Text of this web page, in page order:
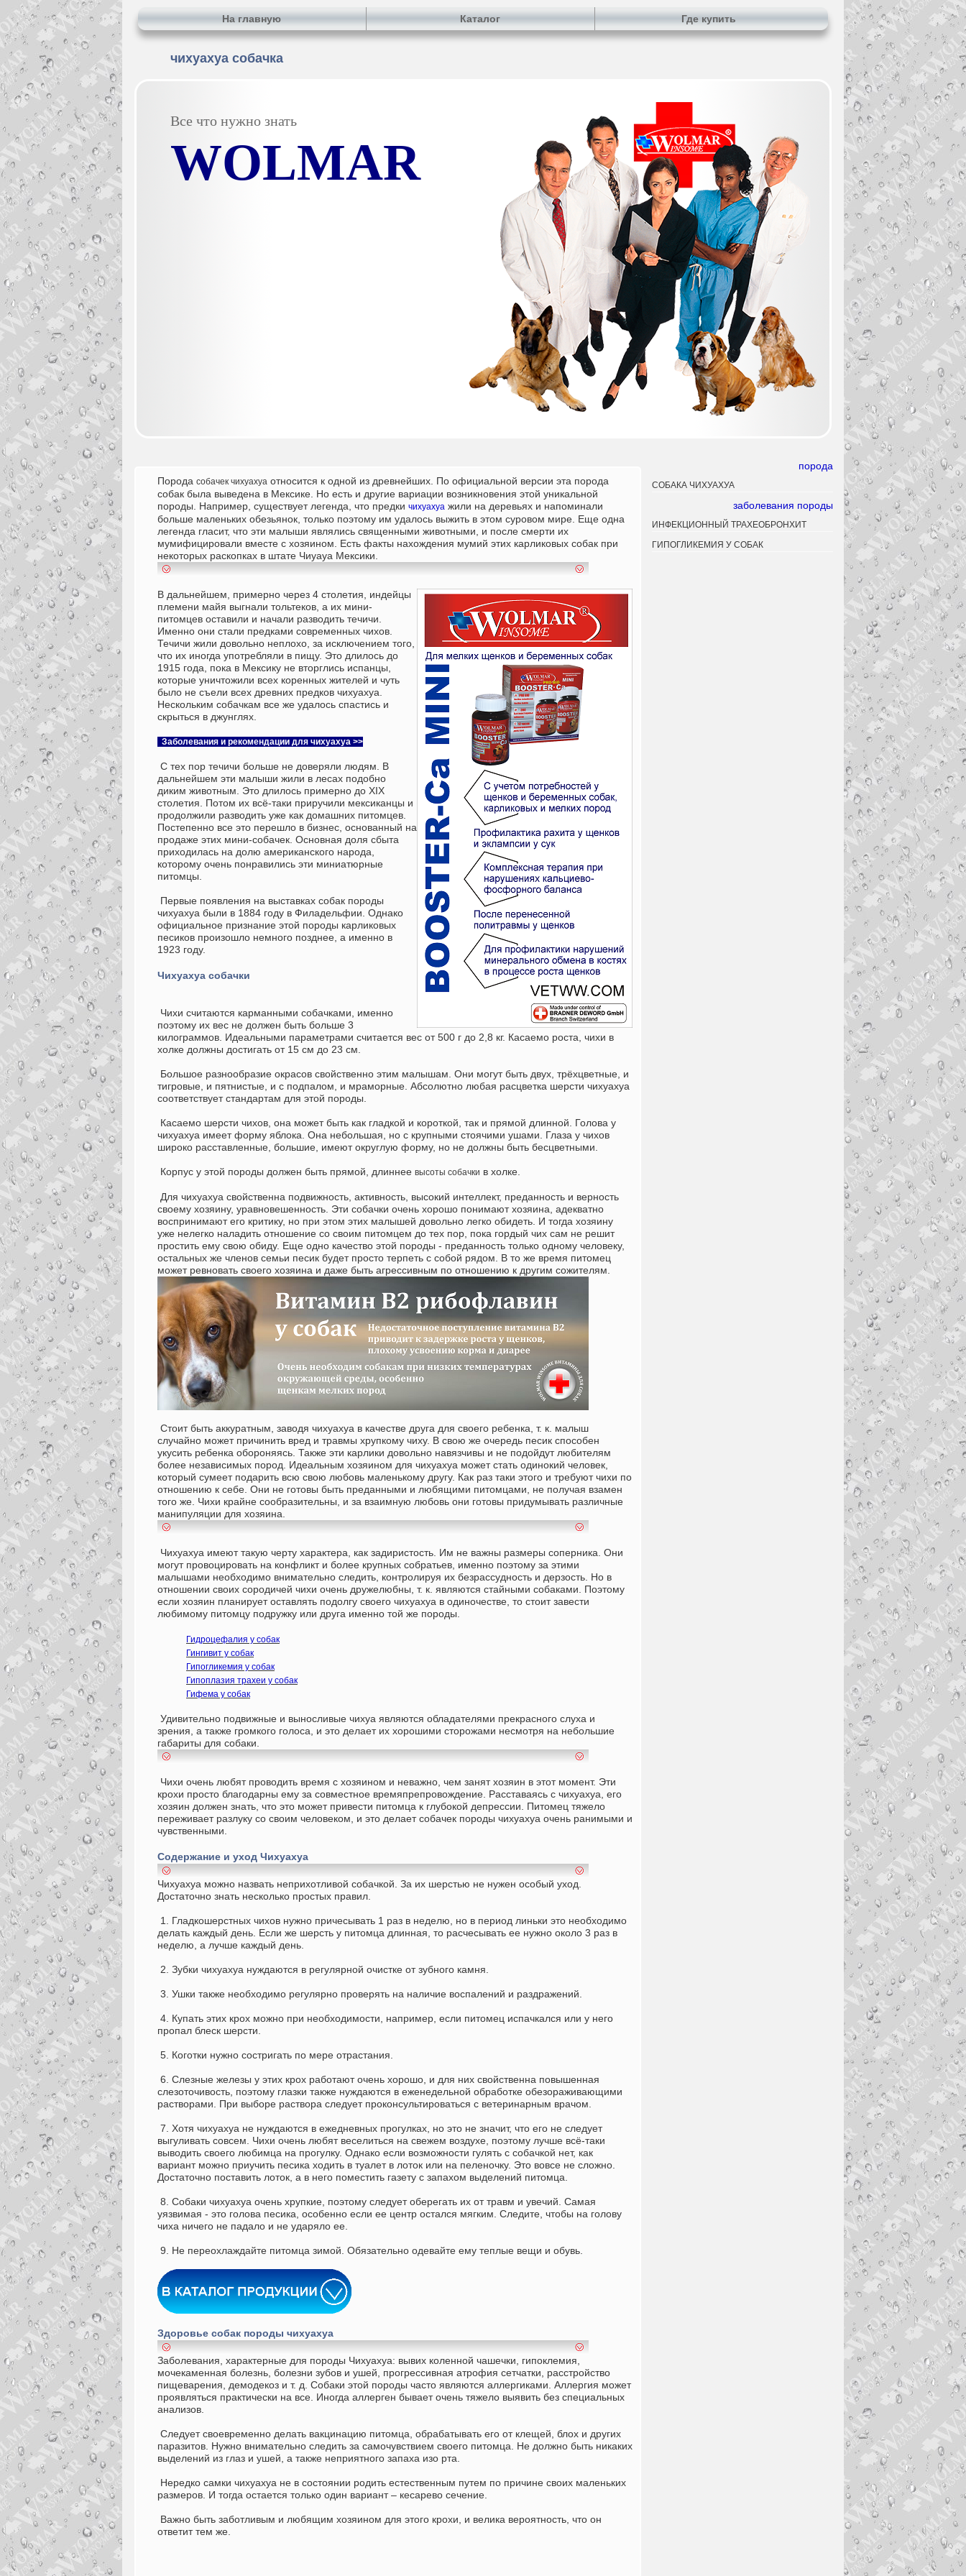
На главную Каталог Где купить
чихуахуа собачка
Все что нужно знать
WOLMAR
Порода собачек чихуахуа относится к одной из древнейших. По официальной версии эта порода
собак была выведена в Мексике. Но есть и другие вариации возникновения этой уникальной
породы. Например, существует легенда, что предки чихуахуа жили на деревьях и напоминали
больше маленьких обезьянок, только поэтому им удалось выжить в этом суровом мире. Еще одна
легенда гласит, что эти малыши являлись священными животными, и после смерти их
мумифицировали вместе с хозяином. Есть факты нахождения мумий этих карликовых собак при
некоторых раскопках в штате Чиуауа Мексики.
В дальнейшем, примерно через 4 столетия, индейцы
племени майя выгнали тольтеков, а их мини-
питомцев оставили и начали разводить течичи.
Именно они стали предками современных чихов.
Течичи жили довольно неплохо, за исключением того,
что их иногда употребляли в пищу. Это длилось до
1915 года, пока в Мексику не вторглись испанцы,
которые уничтожили всех коренных жителей и чуть
было не съели всех древних предков чихуахуа.
Нескольким собачкам все же удалось спастись и
скрыться в джунглях.
Заболевания и рекомендации для чихуахуа >>
С тех пор течичи больше не доверяли людям. В
дальнейшем эти малыши жили в лесах подобно
диким животным. Это длилось примерно до XIX
столетия. Потом их всё-таки приручили мексиканцы и
продолжили разводить уже как домашних питомцев.
Постепенно все это перешло в бизнес, основанный на
продаже этих мини-собачек. Основная доля сбыта
приходилась на долю американского народа,
которому очень понравились эти миниатюрные
питомцы.
Первые появления на выставках собак породы
чихуахуа были в 1884 году в Филадельфии. Однако
официальное признание этой породы карликовых
песиков произошло немного позднее, а именно в
1923 году.
Чихуахуа собачки
Чихи считаются карманными собачками, именно
поэтому их вес не должен быть больше 3
килограммов. Идеальными параметрами считается вес от 500 г до 2,8 кг. Касаемо роста, чихи в
холке должны достигать от 15 см до 23 см.
Большое разнообразие окрасов свойственно этим малышам. Они могут быть двух, трёхцветные, и
тигровые, и пятнистые, и с подпалом, и мраморные. Абсолютно любая расцветка шерсти чихуахуа
соответствует стандартам для этой породы.
Касаемо шерсти чихов, она может быть как гладкой и короткой, так и прямой длинной. Голова у
чихуахуа имеет форму яблока. Она небольшая, но с крупными стоячими ушами. Глаза у чихов
широко расставленные, большие, имеют округлую форму, но не должны быть бесцветными.
Корпус у этой породы должен быть прямой, длиннее высоты собачки в холке.
Для чихуахуа свойственна подвижность, активность, высокий интеллект, преданность и верность
своему хозяину, уравновешенность. Эти собачки очень хорошо понимают хозяина, адекватно
воспринимают его критику, но при этом этих малышей довольно легко обидеть. И тогда хозяину
уже нелегко наладить отношение со своим питомцем до тех пор, пока гордый чих сам не решит
простить ему свою обиду. Еще одно качество этой породы - преданность только одному человеку,
остальных же членов семьи песик будет просто терпеть с собой рядом. В то же время питомец
может ревновать своего хозяина и даже быть агрессивным по отношению к другим сожителям.
Стоит быть аккуратным, заводя чихуахуа в качестве друга для своего ребенка, т. к. малыш
случайно может причинить вред и травмы хрупкому чиху. В свою же очередь песик способен
укусить ребенка обороняясь. Также эти карлики довольно навязчивы и не подойдут любителям
более независимых пород. Идеальным хозяином для чихуахуа может стать одинокий человек,
который сумеет подарить всю свою любовь маленькому другу. Как раз таки этого и требуют чихи по
отношению к себе. Они не готовы быть преданными и любящими питомцами, не получая взамен
того же. Чихи крайне сообразительны, и за взаимную любовь они готовы придумывать различные
манипуляции для хозяина.
Чихуахуа имеют такую черту характера, как задиристость. Им не важны размеры соперника. Они
могут провоцировать на конфликт и более крупных собратьев, именно поэтому за этими
малышами необходимо внимательно следить, контролируя их безрассудность и дерзость. Но в
отношении своих сородичей чихи очень дружелюбны, т. к. являются стайными собаками. Поэтому
если хозяин планирует оставлять подолгу своего чихуахуа в одиночестве, то стоит завести
любимому питомцу подружку или друга именно той же породы.
Гидроцефалия у собак
Гингивит у собак
Гипогликемия у собак
Гипоплазия трахеи у собак
Гифема у собак
Удивительно подвижные и выносливые чихуа являются обладателями прекрасного слуха и
зрения, а также громкого голоса, и это делает их хорошими сторожами несмотря на небольшие
габариты для собаки.
Чихи очень любят проводить время с хозяином и неважно, чем занят хозяин в этот момент. Эти
крохи просто благодарны ему за совместное времяпрепровождение. Расставаясь с чихуахуа, его
хозяин должен знать, что это может привести питомца к глубокой депрессии. Питомец тяжело
переживает разлуку со своим человеком, и это делает собачек породы чихуахуа очень ранимыми и
чувственными.
Содержание и уход Чихуахуа
Чихуахуа можно назвать неприхотливой собачкой. За их шерстью не нужен особый уход.
Достаточно знать несколько простых правил.
1. Гладкошерстных чихов нужно причесывать 1 раз в неделю, но в период линьки это необходимо
делать каждый день. Если же шерсть у питомца длинная, то расчесывать ее нужно около 3 раз в
неделю, а лучше каждый день.
2. Зубки чихуахуа нуждаются в регулярной очистке от зубного камня.
3. Ушки также необходимо регулярно проверять на наличие воспалений и раздражений.
4. Купать этих крох можно при необходимости, например, если питомец испачкался или у него
пропал блеск шерсти.
5. Коготки нужно состригать по мере отрастания.
6. Слезные железы у этих крох работают очень хорошо, и для них свойственна повышенная
слезоточивость, поэтому глазки также нуждаются в еженедельной обработке обезораживающими
растворами. При выборе раствора следует проконсультироваться с ветеринарным врачом.
7. Хотя чихуахуа не нуждаются в ежедневных прогулках, но это не значит, что его не следует
выгуливать совсем. Чихи очень любят веселиться на свежем воздухе, поэтому лучше всё-таки
выводить своего любимца на прогулку. Однако если возможности гулять с собачкой нет, как
вариант можно приучить песика ходить в туалет в лоток или на пеленочку. Это вовсе не сложно.
Достаточно поставить лоток, а в него поместить газету с запахом выделений питомца.
8. Собаки чихуахуа очень хрупкие, поэтому следует оберегать их от травм и увечий. Самая
уязвимая - это голова песика, особенно если ее центр остался мягким. Следите, чтобы на голову
чиха ничего не падало и не ударяло ее.
9. Не переохлаждайте питомца зимой. Обязательно одевайте ему теплые вещи и обувь.
Здоровье собак породы чихуахуа
Заболевания, характерные для породы Чихуахуа: вывих коленной чашечки, гипоклемия,
мочекаменная болезнь, болезни зубов и ушей, прогрессивная атрофия сетчатки, расстройство
пищеварения, демодекоз и т. д. Собаки этой породы часто являются аллергиками. Аллергия может
проявляться практически на все. Иногда аллерген бывает очень тяжело выявить без специальных
анализов.
Следует своевременно делать вакцинацию питомца, обрабатывать его от клещей, блох и других
паразитов. Нужно внимательно следить за самочувствием своего питомца. Не должно быть никаких
выделений из глаз и ушей, а также неприятного запаха изо рта.
Нередко самки чихуахуа не в состоянии родить естественным путем по причине своих маленьких
размеров. И тогда остается только один вариант – кесарево сечение.
Важно быть заботливым и любящим хозяином для этого крохи, и велика вероятность, что он
ответит тем же.
порода
СОБАКА ЧИХУАХУА
заболевания породы
ИНФЕКЦИОННЫЙ ТРАХЕОБРОНХИТ
ГИПОГЛИКЕМИЯ У СОБАК